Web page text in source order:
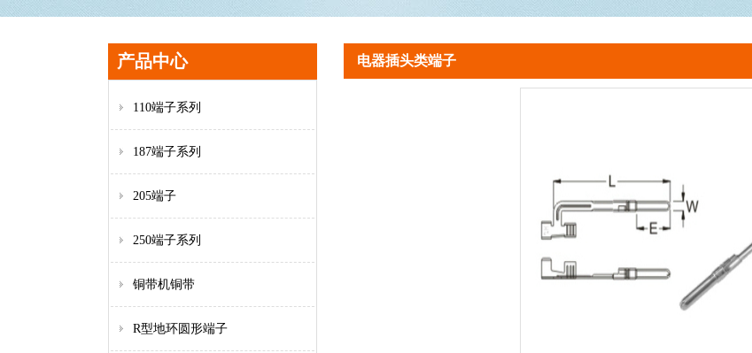
产品中心
110端子系列
187端子系列
205端子
250端子系列
铜带机铜带
R型地环圆形端子
电器插头类端子